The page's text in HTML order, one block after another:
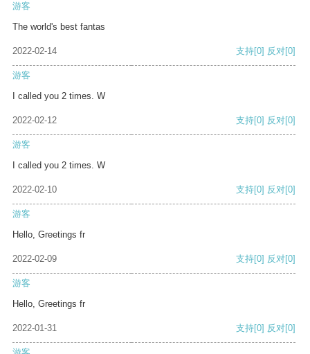
游客
The world's best fantas
2022-02-14 支持[0] 反对[0]
游客
I called you 2 times. W
2022-02-12 支持[0] 反对[0]
游客
I called you 2 times. W
2022-02-10 支持[0] 反对[0]
游客
Hello, Greetings fr
2022-02-09 支持[0] 反对[0]
游客
Hello, Greetings fr
2022-01-31 支持[0] 反对[0]